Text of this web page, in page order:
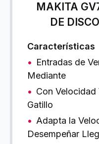
MAKITA
DE
Características
Entradas de
Mediante
Con
Gatillo
Adapta la
Desempeñar